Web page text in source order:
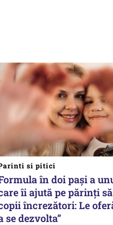
si pitici
în doi pași a
îi ajută pe părinți
încrezători: Le
se dezvolta”